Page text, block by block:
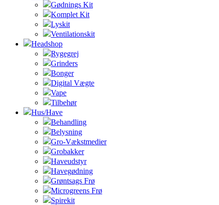
Gødnings Kit
Komplet Kit
Lyskit
Ventilationskit
Headshop
Rygegrej
Grinders
Bonger
Digital Vægte
Vape
Tilbehør
Hus/Have
Behandling
Belysning
Gro-Vækstmedier
Grobakker
Haveudstyr
Havegødning
Grøntsags Frø
Microgreens Frø
Spirekit